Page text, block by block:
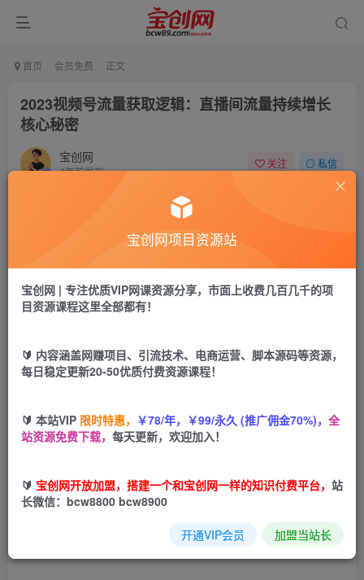
首页 会员免费 正文
2023视频号流量获取逻辑：直播间流量持续增长
核心秘密
宝创网
4年前发布
关注 私信
2023视频号流量获取逻辑：直播间流量持续增长核心秘密
宝币9.9 宝币 19.9
立即购买
第一节：视频号直播间流量的底层推荐逻辑到底是啥?
宝创网项目资源站
宝创网 | 专注优质VIP网课资源分享，市面上收费几百几千的项
目资源课程这里全部都有！
🔰 内容涵盖网赚项目、引流技术、电商运营、脚本源码等资源，
每日稳定更新20-50优质付费资源课程！
🔰 本站VIP 限时特惠， ￥78/年，￥99/永久 (推广佣金70%)， 全
站资源免费下载， 每天更新，欢迎加入！
🔰 宝创网开放加盟，搭建一个和宝创网一样的知识付费平台， 站
长微信：bcw8800 bcw8900
开通VIP会员 加盟当站长